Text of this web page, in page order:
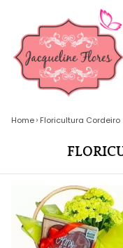
Home Floricultura Cordeiro